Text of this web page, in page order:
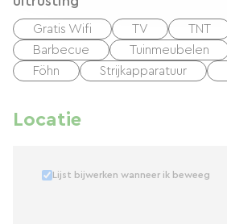
Gratis Wifi TV TNT
Barbecue
Tuinmeubelen
Föhn
Strijkapparatuur
Locatie
Lijst bijwerken wanneer ik beweeg